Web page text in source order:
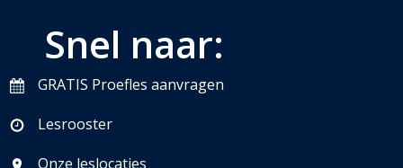
Snel naar:
GRATIS Proefles aanvragen
Lesrooster
Onze leslocaties